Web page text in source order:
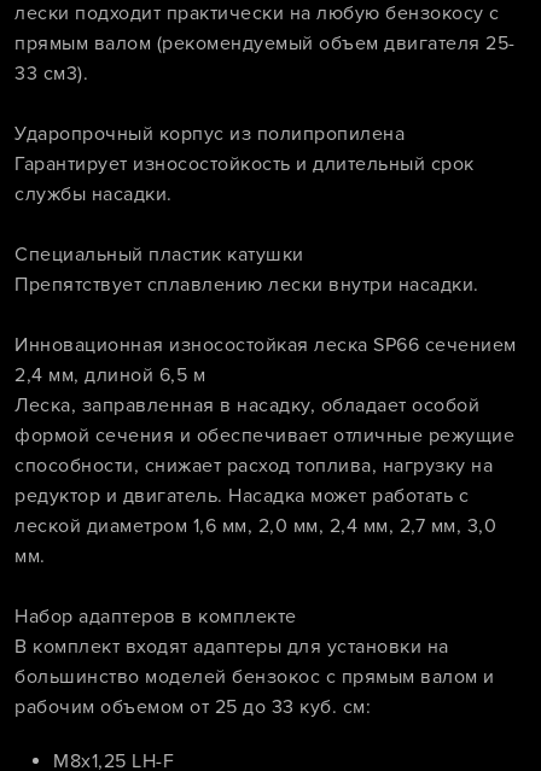
лески подходит практически на любую бензокосу с
прямым валом (рекомендуемый объем двигателя 25-
33 см3).
Ударопрочный корпус из полипропилена
Гарантирует износостойкость и длительный срок
службы насадки.
Специальный пластик катушки
Препятствует сплавлению лески внутри насадки.
Инновационная износостойкая леска SP66 сечением
2,4 мм, длиной 6,5 м
Леска, заправленная в насадку, обладает особой
формой сечения и обеспечивает отличные режущие
способности, снижает расход топлива, нагрузку на
редуктор и двигатель. Насадка может работать с
леской диаметром 1,6 мм, 2,0 мм, 2,4 мм, 2,7 мм, 3,0
мм.
Набор адаптеров в комплекте
В комплект входят адаптеры для установки на
большинство моделей бензокос с прямым валом и
рабочим объемом от 25 до 33 куб. см:
M8х1,25 LH-F